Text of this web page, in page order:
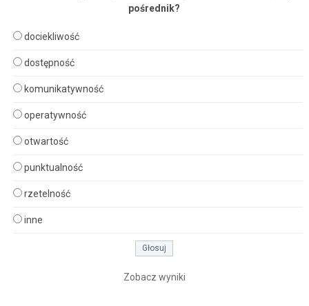
pośrednik?
dociekliwość
dostępność
komunikatywność
operatywność
otwartość
punktualność
rzetelność
inne
Zobacz wyniki